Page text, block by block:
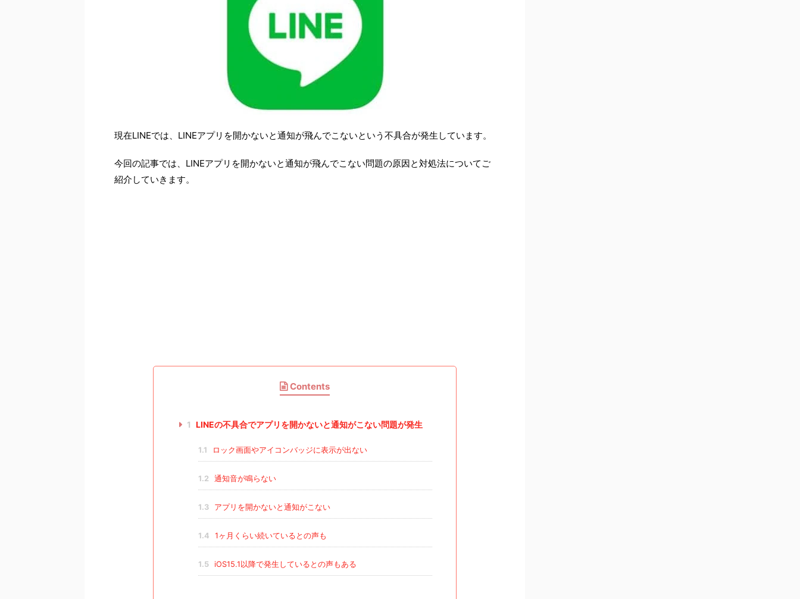
現在LINEでは、LINEアプリを開かないと通知が飛んでこないという不具合が発生しています。
今回の記事では、LINEアプリを開かないと通知が飛んでこない問題の原因と対処法についてご
紹介していきます。
Contents
1 LINEの不具合でアプリを開かないと通知がこない問題が発生
1.1 ロック画面やアイコンバッジに表示が出ない
1.2 通知音が鳴らない
1.3 アプリを開かないと通知がこない
1.4 1ヶ月くらい続いているとの声も
1.5 iOS15.1以降で発生しているとの声もある